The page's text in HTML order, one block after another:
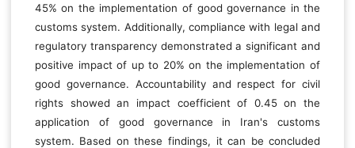
45% on the implementation of good governance in the
customs system. Additionally, compliance with legal and
regulatory transparency demonstrated a significant and
positive impact of up to 20% on the implementation of
good governance. Accountability and respect for civil
rights showed an impact coefficient of 0.45 on the
application of good governance in Iran's customs
system. Based on these findings, it can be concluded